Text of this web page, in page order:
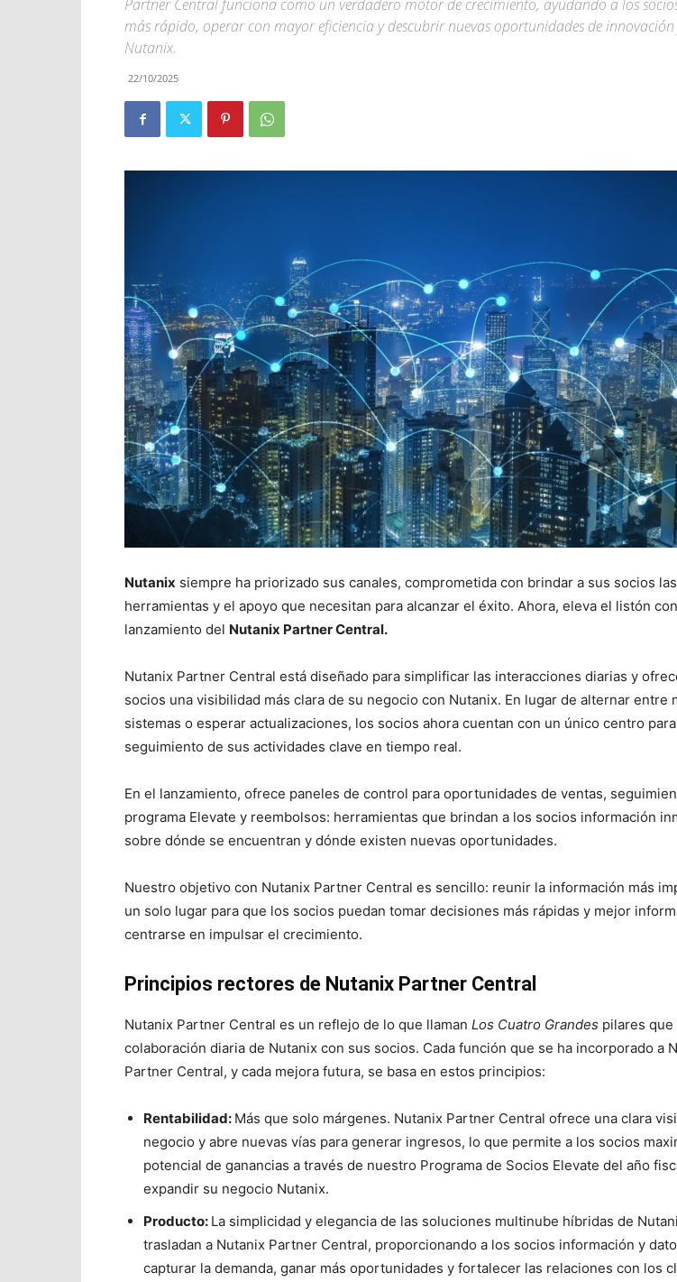
Partner Central funciona como un verdadero motor de crecimiento, ayudando a los
más rápido, operar con mayor eficiencia y descubrir nuevas oportunidades de
Nutanix.
22/10/2025
Nutanix siempre ha priorizado sus canales, comprometida con brindar a sus socios las
herramientas y el apoyo que necesitan para alcanzar el éxito. Ahora, eleva el listón
lanzamiento del Nutanix Partner Central.
Nutanix Partner Central está diseñado para simplificar las interacciones diarias y
socios una visibilidad más clara de su negocio con Nutanix. En lugar de alternar entre
sistemas o esperar actualizaciones, los socios ahora cuentan con un único centro
seguimiento de sus actividades clave en tiempo real.
En el lanzamiento, ofrece paneles de control para oportunidades de ventas,
programa Elevate y reembolsos: herramientas que brindan a los socios información
sobre dónde se encuentran y dónde existen nuevas oportunidades.
Nuestro objetivo con Nutanix Partner Central es sencillo: reunir la información más
un solo lugar para que los socios puedan tomar decisiones más rápidas y mejor
centrarse en impulsar el crecimiento.
Principios rectores de Nutanix Partner Central
Nutanix Partner Central es un reflejo de lo que llaman Los Cuatro Grandes pilares
colaboración diaria de Nutanix con sus socios. Cada función que se ha incorporado a
Partner Central, y cada mejora futura, se basa en estos principios:
Rentabilidad: Más que solo márgenes. Nutanix Partner Central ofrece una clara
negocio y abre nuevas vías para generar ingresos, lo que permite a los socios
potencial de ganancias a través de nuestro Programa de Socios Elevate del año
expandir su negocio Nutanix.
Producto: La simplicidad y elegancia de las soluciones multinube híbridas de
trasladan a Nutanix Partner Central, proporcionando a los socios información y
capturar la demanda, ganar más oportunidades y fortalecer las relaciones con los